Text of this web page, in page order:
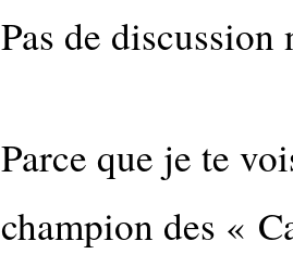
Pas de discussion
Parce que je te
champion des «